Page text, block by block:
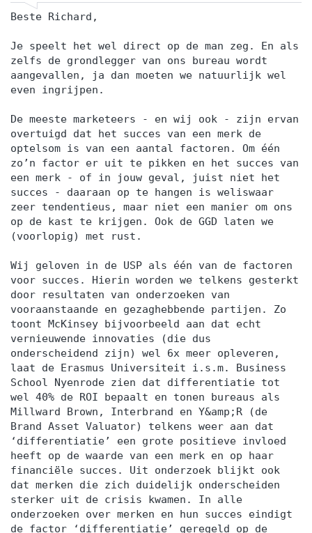
Beste Richard,
Je speelt het wel direct op de man zeg. En als
zelfs de grondlegger van ons bureau wordt
aangevallen, ja dan moeten we natuurlijk wel
even ingrijpen.
De meeste marketeers - en wij ook - zijn ervan
overtuigd dat het succes van een merk de
optelsom is van een aantal factoren. Om één
zo’n factor er uit te pikken en het succes van
een merk - of in jouw geval, juist niet het
succes - daaraan op te hangen is weliswaar
zeer tendentieus, maar niet een manier om ons
op de kast te krijgen. Ook de GGD laten we
(voorlopig) met rust.
Wij geloven in de USP als één van de factoren
voor succes. Hierin worden we telkens gesterkt
door resultaten van onderzoeken van
vooraanstaande en gezaghebbende partijen. Zo
toont McKinsey bijvoorbeeld aan dat echt
vernieuwende innovaties (die dus
onderscheidend zijn) wel 6x meer opleveren,
laat de Erasmus Universiteit i.s.m. Business
School Nyenrode zien dat differentiatie tot
wel 40% de ROI bepaalt en tonen bureaus als
Millward Brown, Interbrand en Y&amp;R (de
Brand Asset Valuator) telkens weer aan dat
‘differentiatie’ een grote positieve invloed
heeft op de waarde van een merk en op haar
financiële succes. Uit onderzoek blijkt ook
dat merken die zich duidelijk onderscheiden
sterker uit de crisis kwamen. In alle
onderzoeken over merken en hun succes eindigt
de factor ‘differentiatie’ geregeld op de